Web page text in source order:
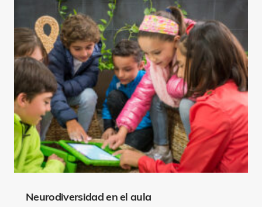
Neurodiversidad en el aula